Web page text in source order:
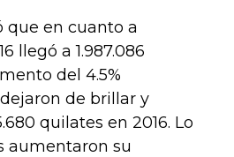
que en cuanto a
llegó a 1.987.086
del 4.5%
de brillar y
quilates en 2016. Lo
aumentaron su